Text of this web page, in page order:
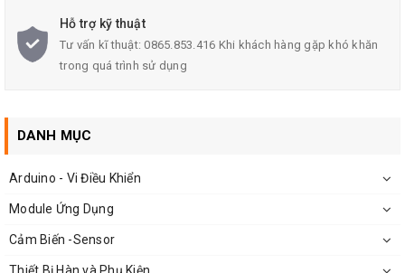
Màu sắc: Bạc, sáng bóng
Hỗ trợ kỹ thuật
Tư vấn kĩ thuật: 0865.853.416 Khi khách hàng gặp khó khăn
trong quá trình sử dụng
DANH MỤC
Arduino - Vi Điều Khiển
Module Ứng Dụng
Cảm Biến -Sensor